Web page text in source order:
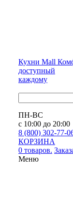
Кухни Mall
доступный
каждому
ПН-ВС
с 10:00 до 20:00
8 (800) 302-77-
КОРЗИНА
0 товаров.
Меню